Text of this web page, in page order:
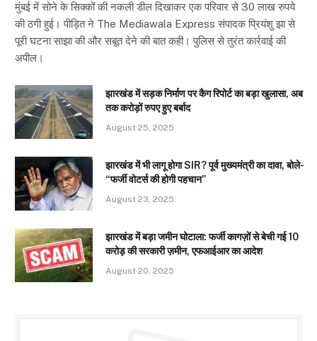
मुंबई में सोने के सिक्कों की नकली डील दिखाकर एक परिवार से 30 लाख रुपये
की ठगी हुई। पीड़ित ने The Mediawala Express संपादक प्रियंशु झा से
पूरी घटना साझा की और सबूत देने की बात कही। पुलिस से तुरंत कार्रवाई की
अपील।
झारखंड में सड़क निर्माण पर कैग रिपोर्ट का बड़ा खुलासा, अब
तक करोड़ों रुपए हुए बर्बाद
August 25, 2025
झारखंड में भी लागू होगा SIR? पूर्व मुख्यमंत्री का दावा, बोले-
“फर्जी वोटर्स की होगी पहचान”
August 23, 2025
झारखंड में बड़ा जमीन घोटाला: फर्जी कागज़ों से बेची गई 10
करोड़ की सरकारी ज़मीन, एफआईआर का आदेश
August 20, 2025